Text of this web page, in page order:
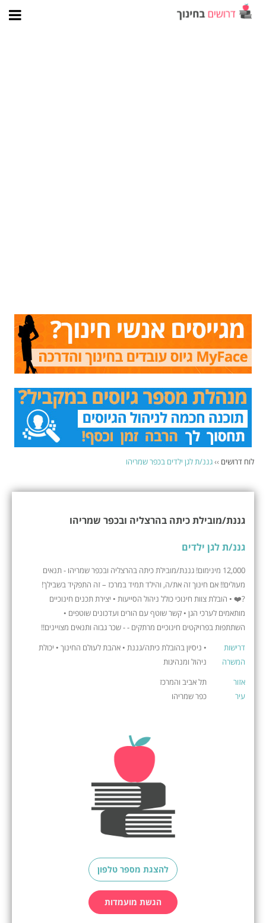
לוח דרושים ››גננ/ת לגן ילדים בכפר שמריהו
גננת/מובילת כיתה בהרצליה ובכפר שמריהו
גננ/ת לגן ילדים
12,000 מינימום! גננת/מובילת כיתה בהרצליה ובכפר שמריהו - תנאים
מעולים!! אם חינוך זה את/ה, והילד תמיד במרכז – זה התפקיד בשבילך!
?❤️ • הובלת צוות חינוכי כולל ניהול הסייעות • יצירת תכנים חינוכיים
מותאמים לערכי הגן • קשר שוטף עם הורים ועדכונים שוטפים •
השתתפות בפרויקטים חינוכיים מרתקים - - שכר גבוה ותנאים מצויינים!!
דרישות
המשרה
• ניסיון בהובלת כיתה/גננת • אהבת לעולם החינוך • יכולת
ניהול ומנהיגות
אזור
תל אביב והמרכז
עיר
כפר שמריהו
להצגת מספר טלפון
הגשת מועמדות